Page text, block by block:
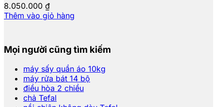
8.050.000 ₫
Thêm vào giỏ hàng
Mọi người cũng tìm kiếm
máy sấy quần áo 10kg
máy rửa bát 14 bộ
điều hòa 2 chiều
chả Tefal